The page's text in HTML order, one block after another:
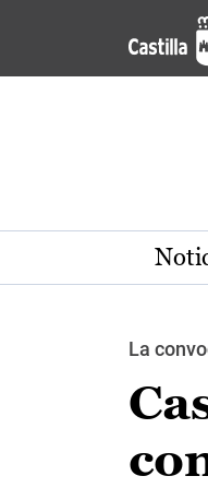
Pasar al contenido
La